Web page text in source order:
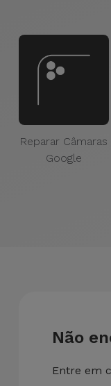
Reparar Câmaras
Google
Não
Entre em